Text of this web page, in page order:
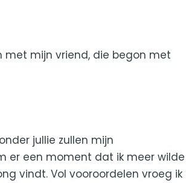
met mijn vriend, die begon met
jullie zullen mijn
er een moment dat ik meer wilde
vindt. Vol vooroordelen vroeg ik